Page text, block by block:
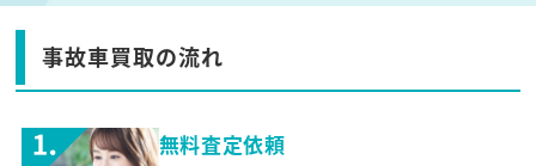
事故車買取の流れ
無料査定依頼